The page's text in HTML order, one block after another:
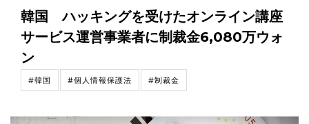
韓国 ハッキングを受けたオンライン講座
サービス運営事業者に制裁金6,080万ウォ
ン
#韓国 #個人情報保護法 #制裁金